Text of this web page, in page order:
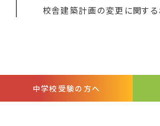
中学校受験の方へ
校舎建築計画の変更に関する